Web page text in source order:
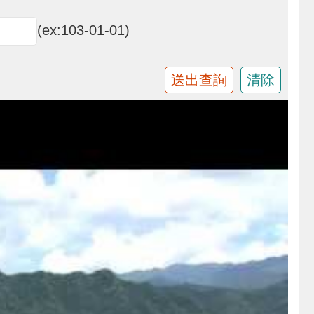
(ex:103-01-01)